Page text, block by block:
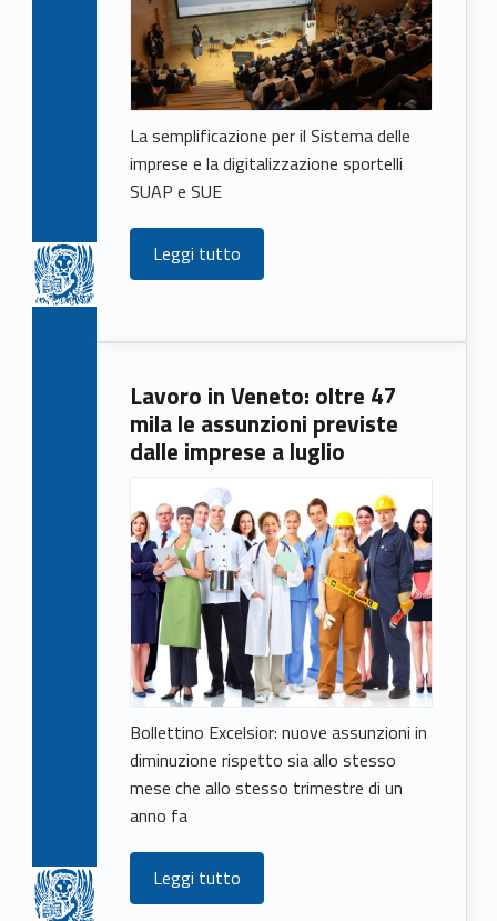
La semplificazione per il Sistema delle
imprese e la digitalizzazione sportelli
SUAP e SUE
Leggi tutto
Lavoro in Veneto: oltre 47
mila le assunzioni previste
dalle imprese a luglio
Bollettino Excelsior: nuove assunzioni in
diminuzione rispetto sia allo stesso
mese che allo stesso trimestre di un
anno fa
Leggi tutto